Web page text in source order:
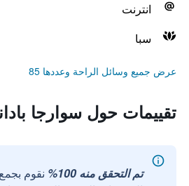
انترنت
سبا
عرض جميع وسائل الراحة وعددها 85
تقييمات حول سوارجا
تم التحقق منه 100%
نقوم